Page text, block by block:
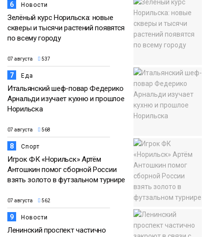
6 Новости
Зелёный курс Норильска: новые
скверы и тысячи растений появятся
по всему городу
07 августа 537
7 Еда
Итальянский шеф-повар Федерико
Арнальди изучает кухню и прошлое
Норильска
07 августа 568
8 Спорт
Игрок ФК «Норильск» Артём
Антошкин помог сборной России
взять золото в футзальном турнире
07 августа 562
9 Новости
Ленинский проспект частично